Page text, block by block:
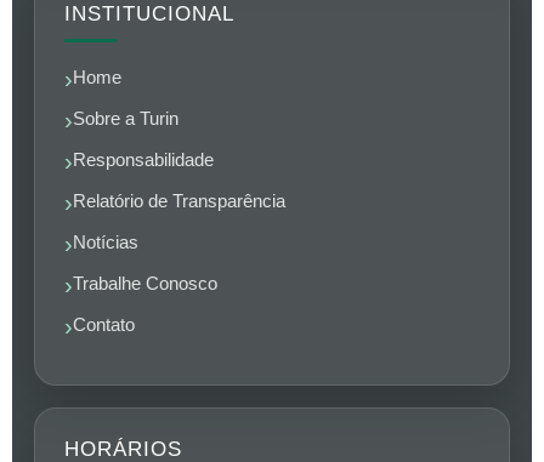
INSTITUCIONAL
Home
Sobre a Turin
Responsabilidade
Relatório de Transparência
Notícias
Trabalhe Conosco
Contato
HORÁRIOS